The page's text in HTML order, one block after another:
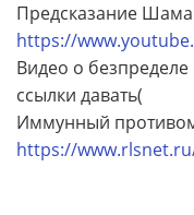
Предсказание
https://
Видео о
ссылки давать(
Иммунный
https://